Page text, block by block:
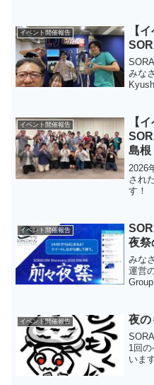
記念
イベント開催報告
【
みな
「
イベント開催報告
【
島根
2026
され
す！
イベント開催報告
夜祭
みな
運営
開催
イベント開催報告 夜の
1回
いま